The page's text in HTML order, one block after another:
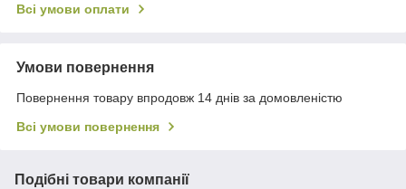
Всі умови оплати
Умови повернення
Повернення товару впродовж 14 днів за домовленістю
Всі умови повернення
Подібні товари компанії